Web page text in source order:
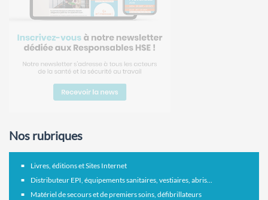
Nos rubriques
Livres, éditions et Sites Internet
Distributeur EPI, équipements sanitaires, vestiaires, abris...
Matériel de secours et de premiers soins, défibrillateurs